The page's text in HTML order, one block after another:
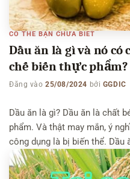
CÓ THỂ BẠN CHƯA BIẾT
Dầu ăn là gì và nó có
chế biến thực phẩm?
Đăng vào25/08/2024 bởi GGDIC
Dầu ăn là gì? Dầu ăn là chất
phẩm. Và thật may mắn, ý
công dụng là bị biến thể.
xuất từ thực vật. Còn dầu từ